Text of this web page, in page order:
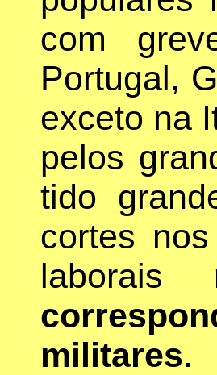
com
Portugal,
exceto na
pelos
tido
cortes
laborais
militares.